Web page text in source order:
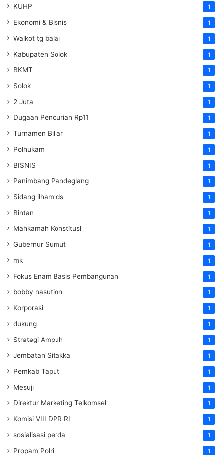
KUHP 1
Ekonomi & Bisnis 1
Walkot tg balai 1
Kabupaten Solok 1
BKMT 1
Solok 1
2 Juta 1
Dugaan Pencurian Rp11 1
Turnamen Biliar 1
Polhukam 1
BISNIS 1
Panimbang Pandeglang 1
Sidang ilham ds 1
Bintan 1
Mahkamah Konstitusi 1
Gubernur Sumut 1
mk 1
Fokus Enam Basis Pembangunan 1
bobby nasution 1
Korporasi 1
dukung 1
Strategi Ampuh 1
Jembatan Sitakka 1
Pemkab Taput 1
Mesuji 1
Direktur Marketing Telkomsel 1
Komisi VIII DPR RI 1
sosialisasi perda 1
Propam Polri 1